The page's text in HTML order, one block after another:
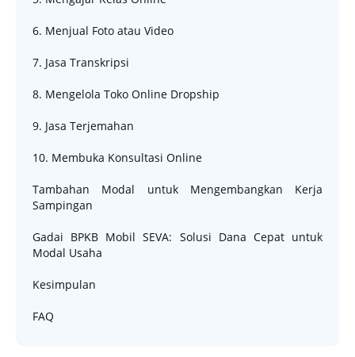
6. Menjual Foto atau Video
7. Jasa Transkripsi
8. Mengelola Toko Online Dropship
9. Jasa Terjemahan
10. Membuka Konsultasi Online
Tambahan Modal untuk Mengembangkan Kerja
Sampingan
Gadai BPKB Mobil SEVA: Solusi Dana Cepat untuk
Modal Usaha
Kesimpulan
FAQ